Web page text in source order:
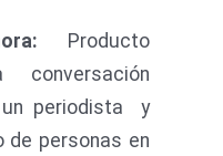
: Producto
un periodista y
de personas en